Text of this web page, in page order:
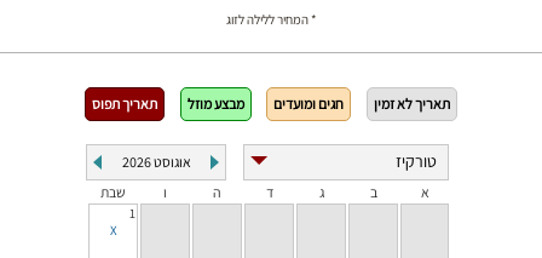
* המחיר ללילה לזוג
תאריך לא זמין חגים ומועדים מבצע מוזל תאריך תפוס
אוגוסט2026
א
ב ג ד ה ו שבת
1